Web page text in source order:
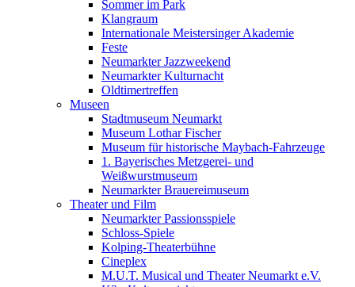
Sommer im Park
Klangraum
Internationale Meistersinger Akademie
Feste
Neumarkter Jazzweekend
Neumarkter Kulturnacht
Oldtimertreffen
Museen
Stadtmuseum Neumarkt
Museum Lothar Fischer
Museum für historische Maybach-Fahrzeuge
1. Bayerisches Metzgerei- und
Weißwurstmuseum
Neumarkter Brauereimuseum
Theater und Film
Neumarkter Passionsspiele
Schloss-Spiele
Kolping-Theaterbühne
Cineplex
M.U.T. Musical und Theater Neumarkt e.V.